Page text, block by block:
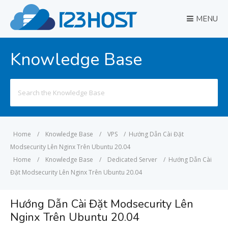
MENU
Knowledge Base
for:
Home / Knowledge Base / VPS / Hướng Dẫn Cài Đặt
Modsecurity Lên Nginx Trên Ubuntu 20.04
Home
/ Knowledge Base / Dedicated Server / Hướng Dẫn Cài
Đặt Modsecurity Lên Nginx Trên Ubuntu 20.04
Hướng Dẫn Cài Đặt Modsecurity Lên
Nginx Trên Ubuntu 20.04